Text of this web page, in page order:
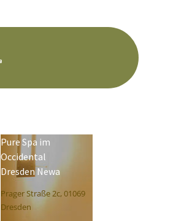
Pure Spa im
Occidental
Dresden Newa
Prager Straße 2c, 01069
Dresden